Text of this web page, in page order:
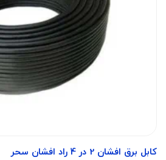
کابل برق افشان 2 در 4 راد افشان سحر